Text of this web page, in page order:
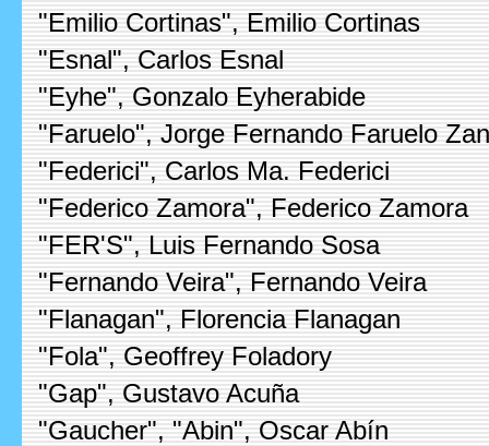
"Emilio Cortinas", Emilio Cortinas
"Esnal", Carlos Esnal
"Eyhe", Gonzalo Eyherabide
"Faruelo", Jorge Fernando Faruelo
"Federici", Carlos Ma. Federici
"Federico Zamora", Federico Zamora
"FER'S", Luis Fernando Sosa
"Fernando Veira", Fernando Veira
"Flanagan", Florencia Flanagan
"Fola", Geoffrey Foladory
"Gap", Gustavo Acuña
"Gaucher", "Abin", Oscar Abín